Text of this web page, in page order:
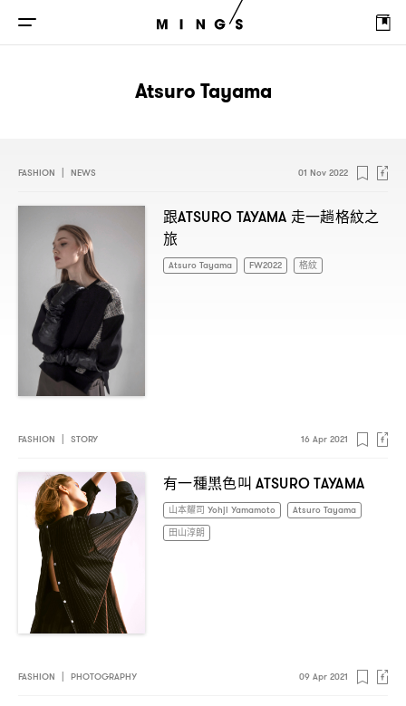
Atsuro Tayama
FASHION NEWS 01 Nov 2022
跟ATSURO TAYAMA 走一趟格紋之
旅
Atsuro Tayama FW2022 格紋
FASHION STORY 16 Apr 2021
有一種黑色叫 ATSURO TAYAMA
山本耀司 Yohji Yamamoto
Atsuro Tayama
田山淳朗
FASHION PHOTOGRAPHY 09 Apr 2021